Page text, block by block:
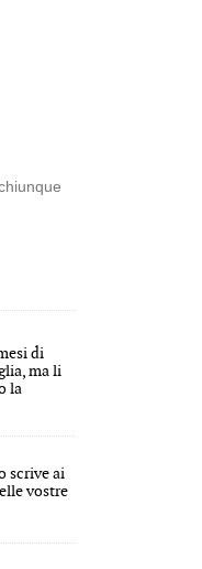
di
ma li
la
scrive ai
vostre